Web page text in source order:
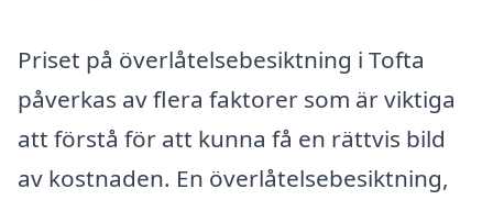
Priset på överlåtelsebesiktning i Tofta
påverkas av flera faktorer som är viktiga
att förstå för att kunna få en rättvis bild
av kostnaden. En överlåtelsebesiktning,